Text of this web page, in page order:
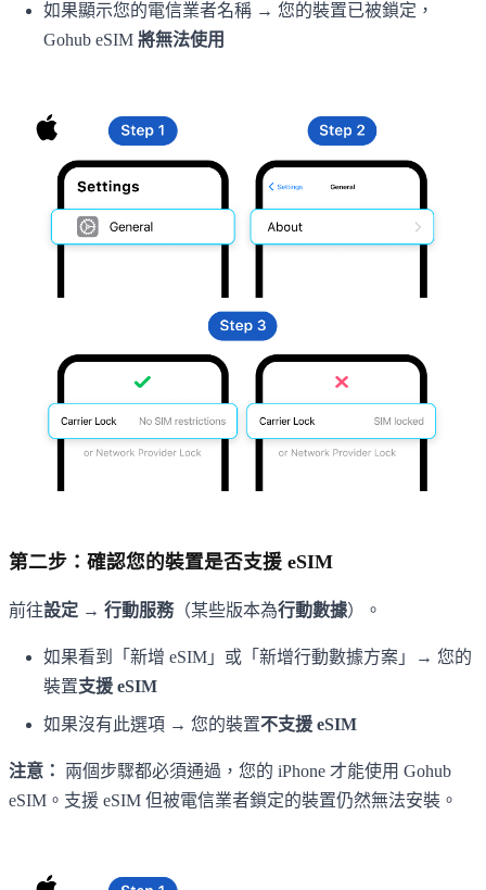
如果顯示您的電信業者名稱 → 您的裝置已被鎖定，
Gohub eSIM 將無法使用
第二步：確認您的裝置是否支援 eSIM
前往設定 → 行動服務（某些版本為行動數據）。
如果看到「新增 eSIM」或「新增行動數據方案」→ 您的
裝置支援 eSIM
如果沒有此選項 → 您的裝置不支援 eSIM
注意：
兩個步驟都必須通過，您的 iPhone 才能使用 Gohub
eSIM。支援 eSIM 但被電信業者鎖定的裝置仍然無法安裝。